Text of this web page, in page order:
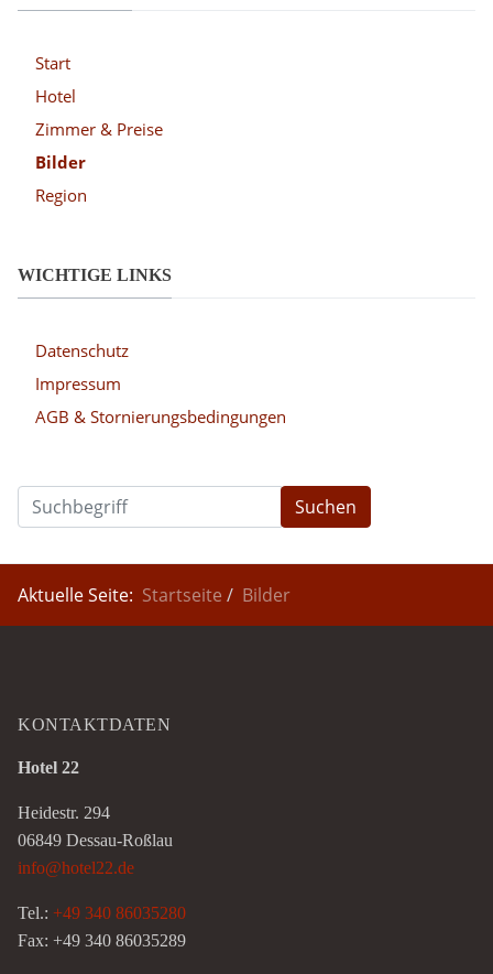
Start
Hotel
Zimmer & Preise
Bilder
Region
WICHTIGE LINKS
Datenschutz
Impressum
AGB & Stornierungsbedingungen
Suchen
Aktuelle Seite: Startseite Bilder
KONTAKTDATEN
Hotel 22
Heidestr. 294
06849 Dessau-Roßlau
info@hotel22.de
Tel.: +49 340 86035280
Fax: +49 340 86035289